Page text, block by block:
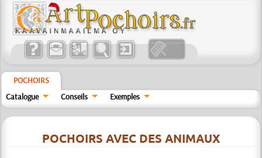
POCHOIRS
Catalogue
Conseils Exemples
POCHOIRS AVEC DES ANIMAUX